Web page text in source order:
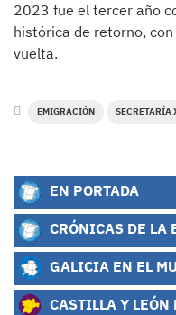
2023 fue el tercer año
histórica de retorno,
vuelta.
EMIGRACIÓN SECRETARÍA
EN PORTADA
CRÓNICAS DE LA
GALICIA EN EL
CASTILLA Y LEÓN